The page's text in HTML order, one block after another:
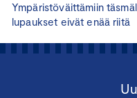
Ympäristöväittämiin
lupaukset eivät enää riitä